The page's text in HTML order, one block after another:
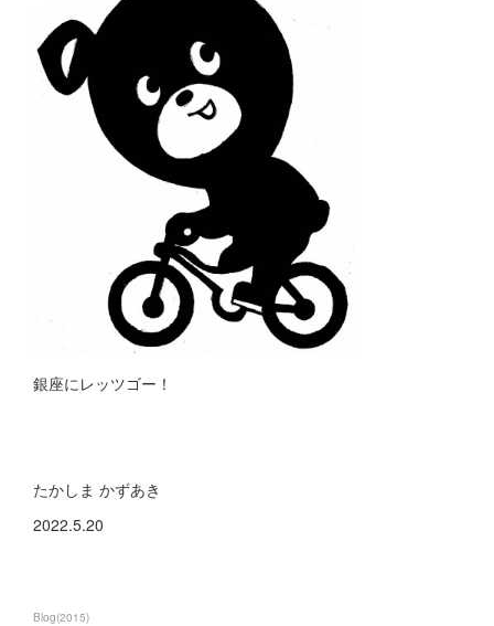
銀座にレッツゴー！
たかしま かずあき
2022.5.20
Blog(2015)